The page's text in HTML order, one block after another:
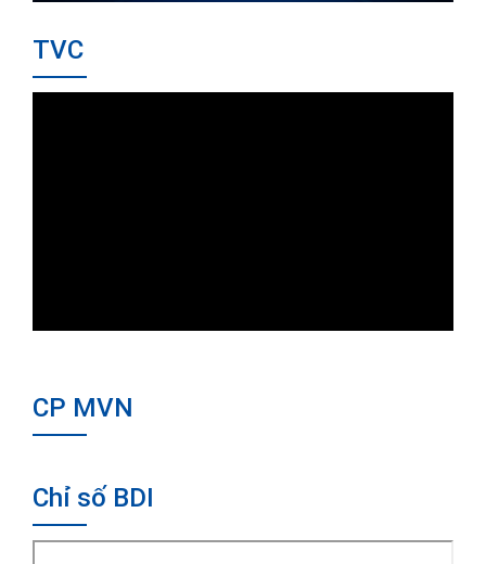
TVC
CP MVN
Chỉ số BDI